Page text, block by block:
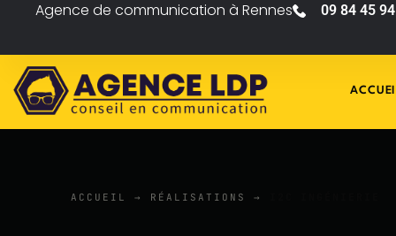
Agence de communication à Rennes 09 84 45
ACCUEIL → RÉALISATIONS →